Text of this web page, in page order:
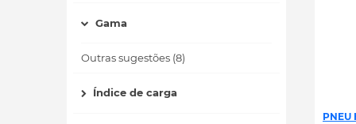
Gama
Outras sugestões (8)
Índice de carga
PNEU